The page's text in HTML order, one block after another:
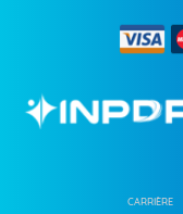
CARRIÈRE